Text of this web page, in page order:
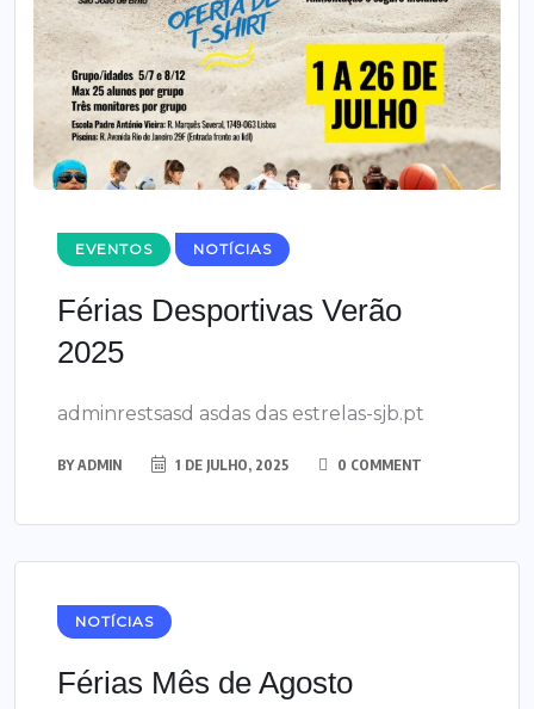
EVENTOS NOTÍCIAS
Férias Desportivas Verão
2025
adminrestsasd asdas das estrelas-sjb.pt
BYADMIN 1 DE JULHO, 2025 0 COMMENT
NOTÍCIAS
Férias Mês de Agosto